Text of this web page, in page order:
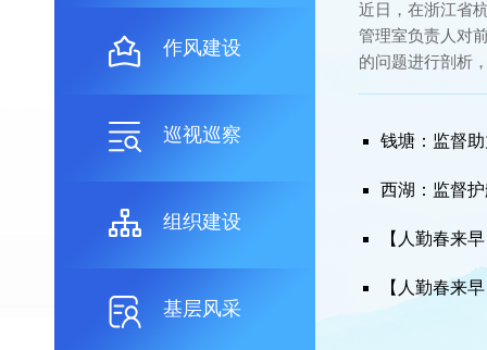
作风建设
巡视巡察
组织建设
基层风采
近日，在浙江省
管理室负责人对
的问题进行剖析
钱塘：监督
西湖：监督